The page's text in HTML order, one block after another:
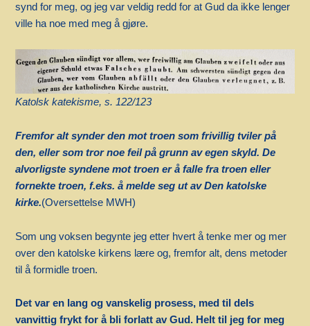
synd for meg, og jeg var veldig redd for at Gud da ikke lenger
ville ha noe med meg å gjøre.
Katolsk katekisme, s. 122/123
Fremfor alt synder den mot troen som frivillig tviler på
den, eller som tror noe feil på grunn av egen skyld. De
alvorligste syndene mot troen er å falle fra troen eller
fornekte troen, f.eks. å melde seg ut av Den katolske
kirke.(Oversettelse MWH)
Som ung voksen begynte jeg etter hvert å tenke mer og mer
over den katolske kirkens lære og, fremfor alt, dens metoder
til å formidle troen.
Det var en lang og vanskelig prosess, med til dels
vanvittig frykt for å bli forlatt av Gud. Helt til jeg for meg